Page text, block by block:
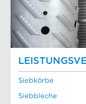
Siebkörbe
Siebbleche